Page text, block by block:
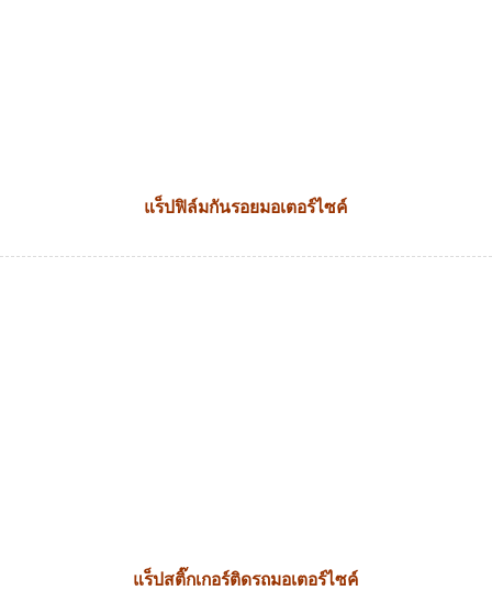
แร็ปฟิล์มกันรอยมอเตอร์ไซค์
แร็ปสติ๊กเกอร์ติดรถมอเตอร์ไซค์